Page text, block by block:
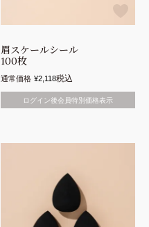
眉スケールシール
100枚
通常価格 ¥2,118税込
ログイン後会員特別価格表示